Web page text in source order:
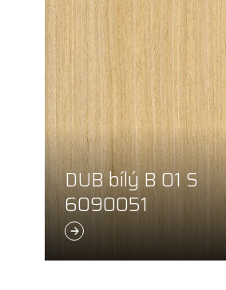
DUB bílý B 01 S
6090051